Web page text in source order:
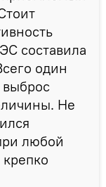
составила
один
Не
любой